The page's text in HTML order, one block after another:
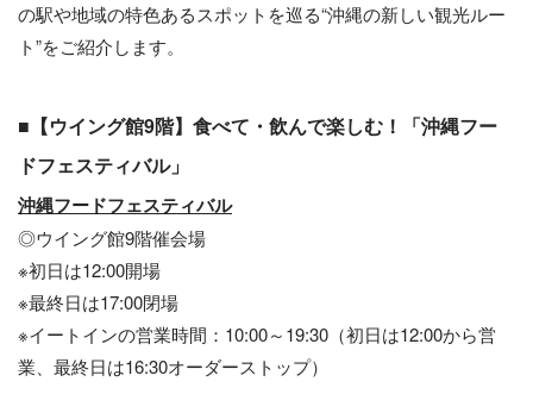
の駅や地域の特色あるスポットを巡る“沖縄の新しい観光ルー
ト”をご紹介します。
■【ウイング館9階】食べて・飲んで楽しむ！「沖縄フー
ドフェスティバル」
沖縄フードフェスティバル
◎ウイング館9階催会場
※初日は12:00開場
※最終日は17:00閉場
※イートインの営業時間：10:00～19:30（初日は12:00から営
業、最終日は16:30オーダーストップ）